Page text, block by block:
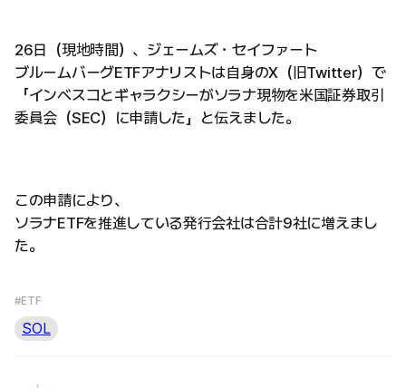
26日（現地時間）、ジェームズ・セイファート
ブルームバーグETFアナリストは自身のX（旧Twitter）で
「インベスコとギャラクシーがソラナ現物を米国証券取引
委員会（SEC）に申請した」と伝えました。
この申請により、
ソラナETFを推進している発行会社は合計9社に増えまし
た。
#ETF
SOL